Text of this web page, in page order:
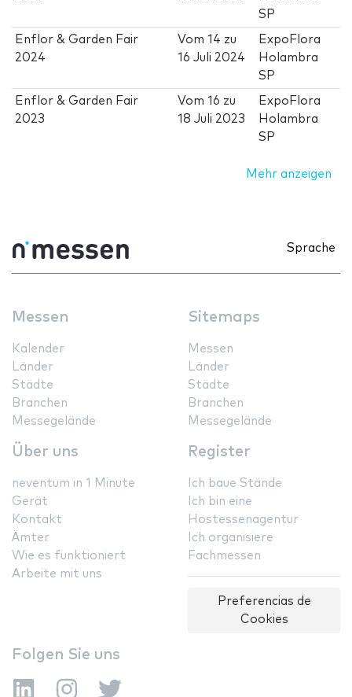
SP
Enflor & Garden Fair
2024
Vom14 zu
16 Juli 2024
ExpoFlora
Holambra
SP
Enflor & Garden Fair
2023
Vom16 zu
18 Juli 2023
ExpoFlora
Holambra
SP
Mehr anzeigen
Sprache
Messen
Kalender
Länder
Städte
Branchen
Messegelände
Sitemaps
Messen
Länder
Städte
Branchen
Messegelände
Über uns
neventum in 1 Minute
Gerät
Kontakt
Ämter
Wie es funktioniert
Arbeite mit uns
Register
Ich baue Stände
Ich bin eine
Hostessenagentur
Ich organisiere
Fachmessen
Preferencias de
Cookies
Folgen Sie uns